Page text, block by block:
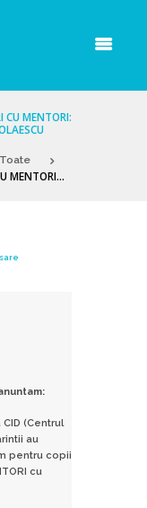
CU MENTORI:
Toate
MENTORI...
(Centrul
au
pentru copii
cu